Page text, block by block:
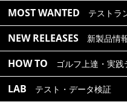
MOST WANTED テストラ
NEW RELEASES 新製品情
HOW TO ゴルフ上達・実践
LAB テスト・データ検証